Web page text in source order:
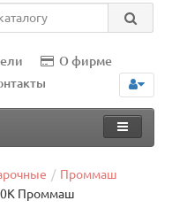
О фирме
Проммаш
Проммаш